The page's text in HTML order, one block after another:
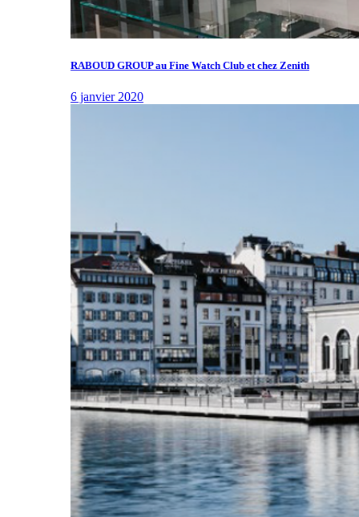
RABOUD GROUP au Fine Watch Club et chez Zenith
6 janvier 2020